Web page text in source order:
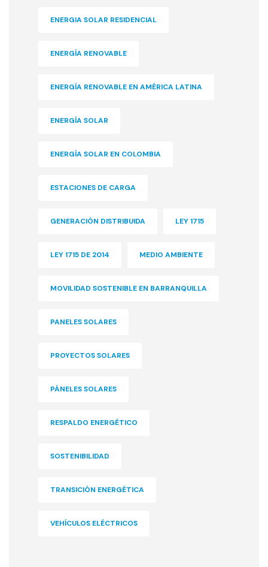
ENERGIA SOLAR RESIDENCIAL
ENERGÍA RENOVABLE
ENERGÍA RENOVABLE EN AMÉRICA LATINA
ENERGÍA SOLAR
ENERGÍA SOLAR EN COLOMBIA
ESTACIONES DE CARGA
GENERACIÓN DISTRIBUIDA LEY 1715
LEY 1715 DE 2014 MEDIO AMBIENTE
MOVILIDAD SOSTENIBLE EN BARRANQUILLA
PANELES SOLARES
PROYECTOS SOLARES
PÁNELES SOLARES
RESPALDO ENERGÉTICO
SOSTENIBILIDAD
TRANSICIÓN ENERGÉTICA
VEHÍCULOS ELÉCTRICOS